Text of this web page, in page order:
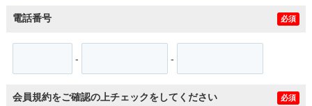
電話番号 必須
- -
会員規約をご確認の上チェックをしてください 必須